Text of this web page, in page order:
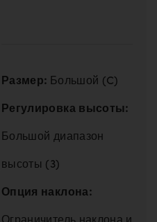
Размер: Большой (C)
Регулировка высоты:
Большой диапазон
высоты (3)
Опция наклона:
Ограничитель наклона и